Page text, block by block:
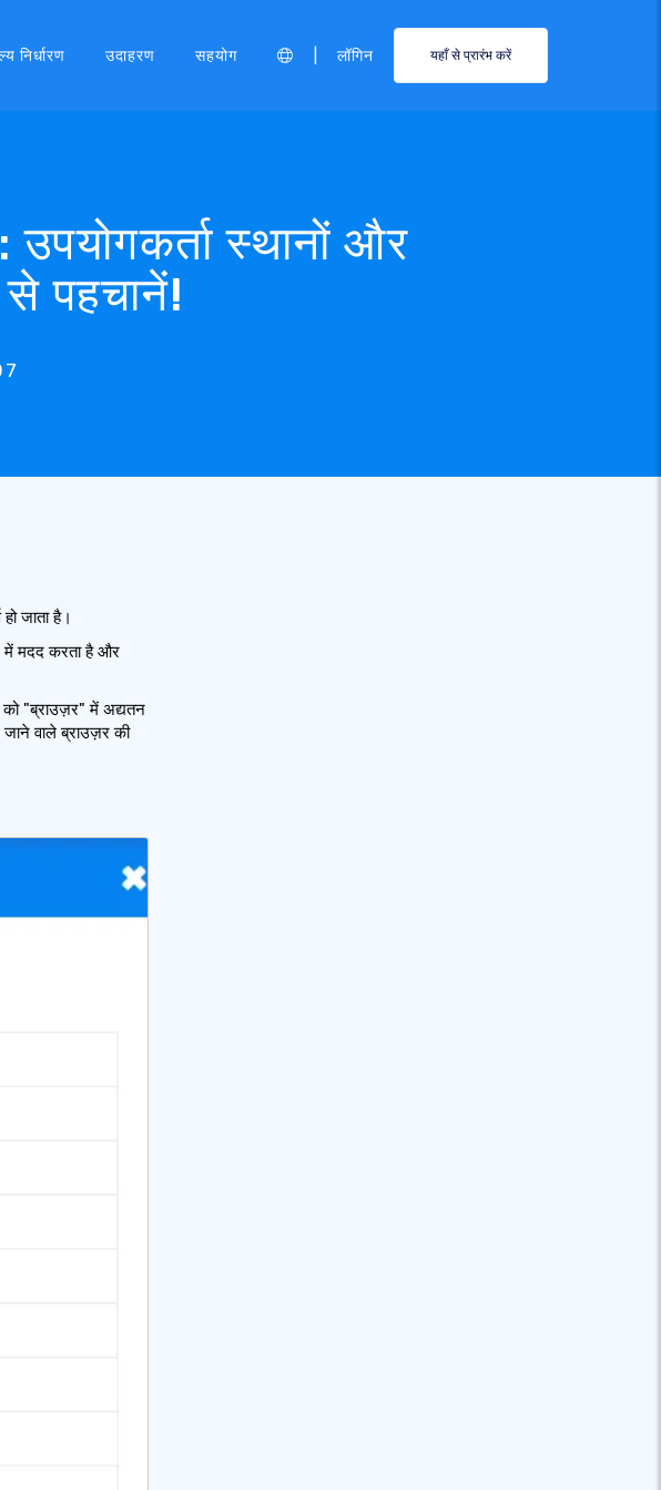
निर्धारण उदाहरण सहयोग लॉगिन यहाँ से प्रारंभ करें
उपयोगकर्ता स्थानों और
से पहचानें!
जाता है।
में मदद करता है और
को "ब्राउज़र" में अद्यतन
वाले ब्राउज़र की